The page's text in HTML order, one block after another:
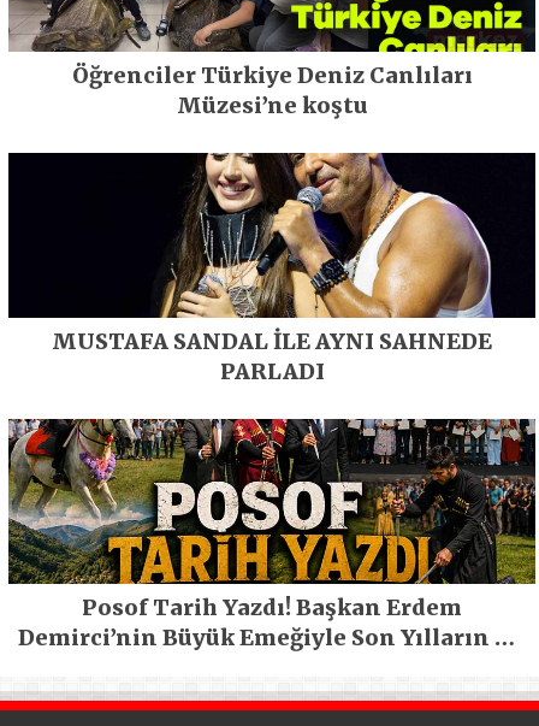
Öğrenciler Türkiye Deniz Canlıları
Müzesi’ne koştu
MUSTAFA SANDAL İLE AYNI SAHNEDE
PARLADI
Posof Tarih Yazdı! Başkan Erdem
Demirci’nin Büyük Emeğiyle Son Yılların En